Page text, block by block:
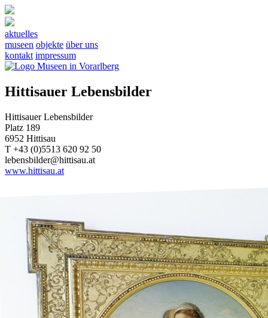
aktuelles
museen objekte über uns
kontakt impressum
Hittisauer Lebensbilder
Hittisauer Lebensbilder
Platz 189
6952 Hittisau
T +43 (0)5513 620 92 50
lebensbilder@hittisau.at
www.hittisau.at